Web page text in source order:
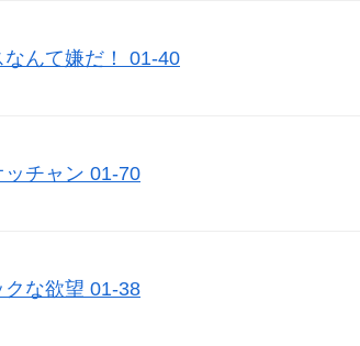
なんて嫌だ！ 01-40
ッチャン 01-70
クな欲望 01-38